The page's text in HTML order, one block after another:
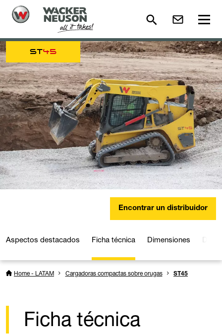
ST45
Encontrar un distribuidor
Aspectos destacados Ficha técnica Dimensiones
Home - LATAM Cargadoras compactas sobre orugas ST45
Ficha técnica